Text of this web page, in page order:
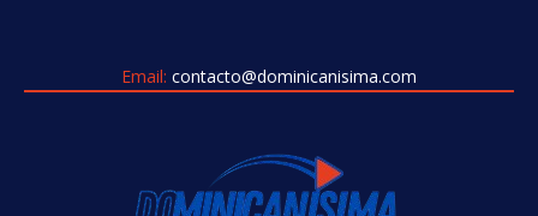
Email: contacto@dominicanisima.com